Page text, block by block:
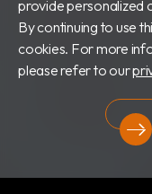
隱私權政策
provide personalized
By continuing to use
cookies. For more
please refer to our